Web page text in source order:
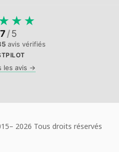
★ ★
/5
avis vérifiés
les avis →
2026 Tous droits réservés